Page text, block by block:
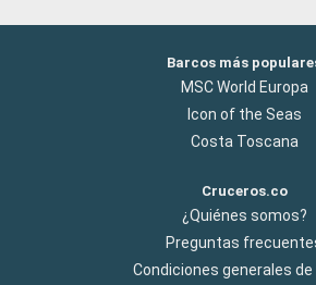
Barcos más
MSC World Europa
Icon of the Seas
Costa Toscana
Cruceros.co
¿Quiénes somos?
Preguntas
Condiciones generales